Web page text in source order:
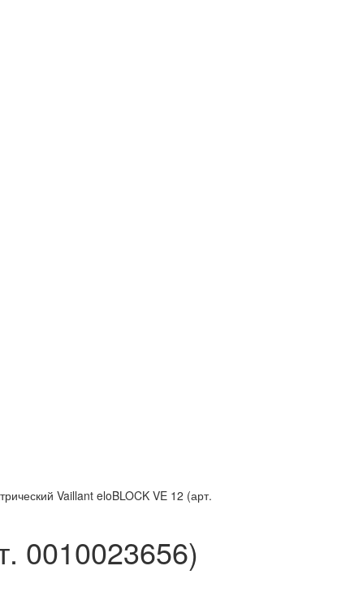
Vaillant eloBLOCK VE 12 (арт.
0010023656)